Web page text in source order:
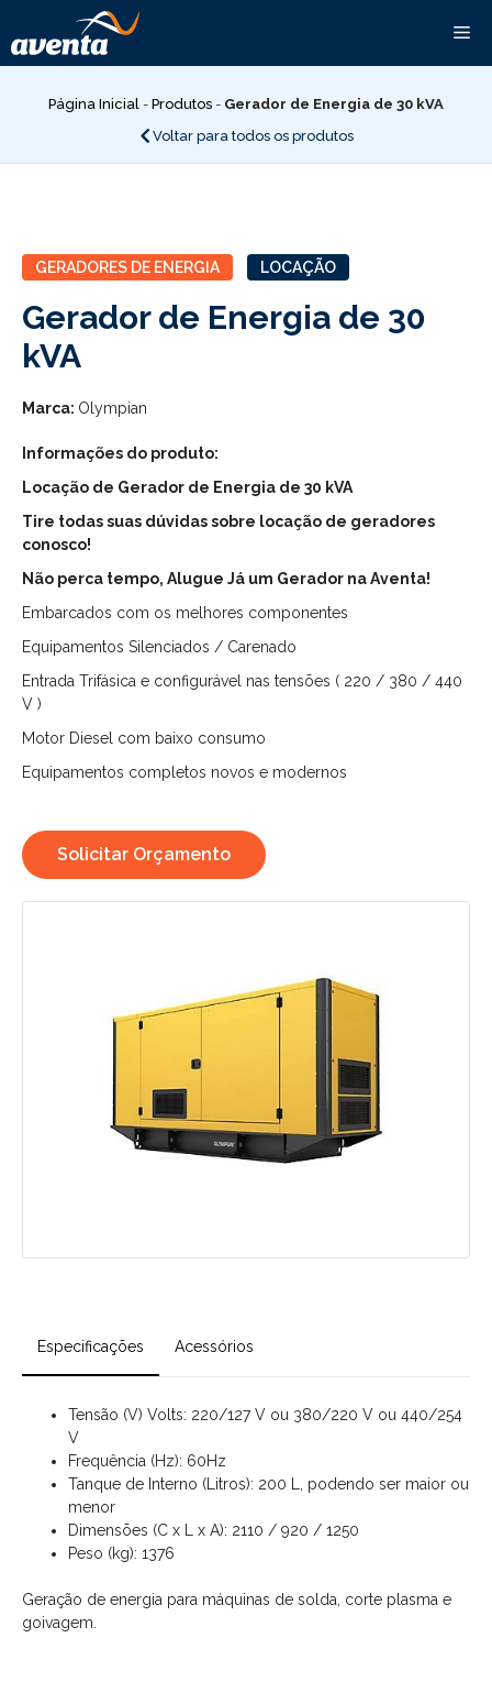
para
o
conteúdoPágina Inicial - Produtos - Gerador de Energia de 30 kVA
Voltar para todos os produtos
GERADORES DE ENERGIA LOCAÇÃO
Gerador de Energia de 30
kVA
Marca: Olympian
Informações do produto:
Locação de Gerador de Energia de 30 kVA
Tire todas suas dúvidas sobre locação de geradores
conosco!
Não perca tempo, Alugue Já um Gerador na Aventa!
Embarcados com os melhores componentes
Equipamentos Silenciados / Carenado
Entrada Trifásica e configurável nas tensões ( 220 / 380 / 440
V )
Motor Diesel com baixo consumo
Equipamentos completos novos e modernos
Solicitar Orçamento
Especificações Acessórios
Tensão (V) Volts: 220/127 V ou 380/220 V ou 440/254
V
Frequência (Hz): 60Hz
Tanque de Interno (Litros): 200 L, podendo ser maior ou
menor
Dimensões (C x L x A): 2110 / 920 / 1250
Peso (kg): 1376
Geração de energia para máquinas de solda, corte plasma e
goivagem.